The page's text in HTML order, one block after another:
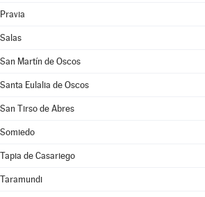
Pravia
Salas
San Martín de Oscos
Santa Eulalia de Oscos
San Tirso de Abres
Somiedo
Tapia de Casariego
Taramundi